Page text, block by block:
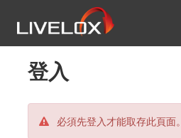
登入
必須先登入才能取存此頁面。